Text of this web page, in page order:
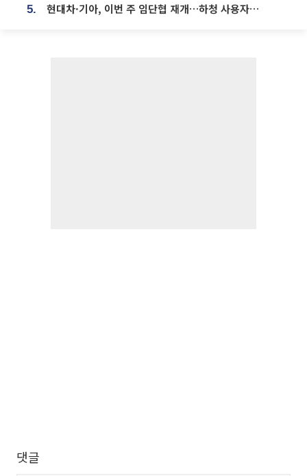
5. 현대차·기아, 이번 주 임단협 재개…하청 사용자성 재심도 ‘변수’
댓글